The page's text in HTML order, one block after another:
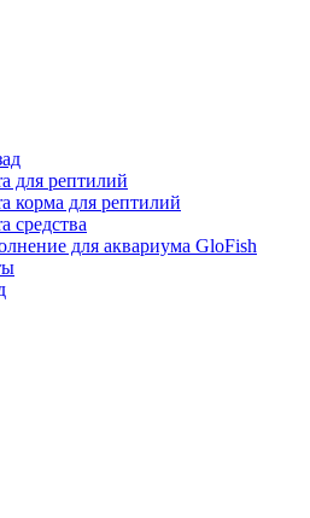
для рептилий
корма для рептилий
средства
для аквариума GloFish